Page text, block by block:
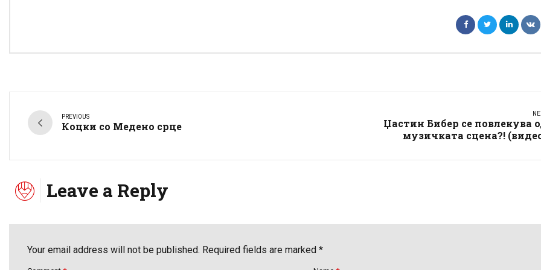
PREVIOUS
Коцки со Медено срце
Џастин Бибер се повлекува
музичката сцена?!
Leave a Reply
Your email address will not be published. Required fields are marked *